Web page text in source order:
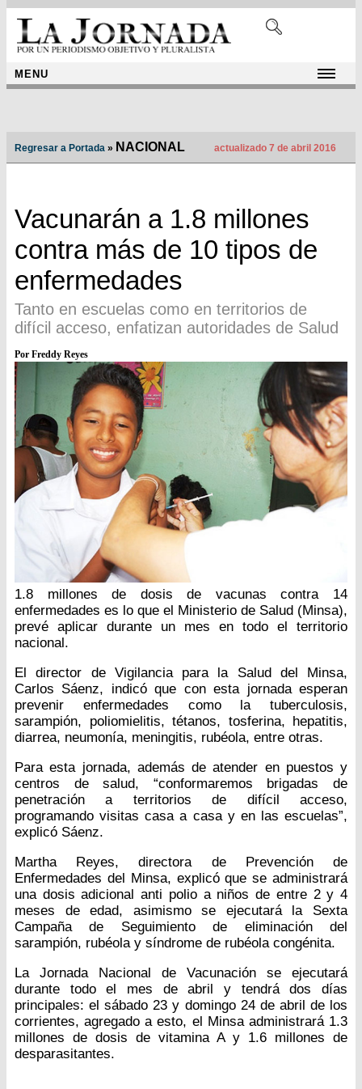
MENU
Regresar a Portada » NACIONAL actualizado 7 de abril 2016
Vacunarán a 1.8 millones
contra más de 10 tipos de
enfermedades
Tanto en escuelas como en territorios de
difícil acceso, enfatizan autoridades de Salud
Por Freddy Reyes
1.8 millones de dosis de vacunas contra 14
enfermedades es lo que el Ministerio de Salud (Minsa),
prevé aplicar durante un mes en todo el territorio
nacional.
El director de Vigilancia para la Salud del Minsa,
Carlos Sáenz, indicó que con esta jornada esperan
prevenir enfermedades como la tuberculosis,
sarampión, poliomielitis, tétanos, tosferina, hepatitis,
diarrea, neumonía, meningitis, rubéola, entre otras.
Para esta jornada, además de atender en puestos y
centros de salud, “conformaremos brigadas de
penetración a territorios de difícil acceso,
programando visitas casa a casa y en las escuelas”,
explicó Sáenz.
Martha Reyes, directora de Prevención de
Enfermedades del Minsa, explicó que se administrará
una dosis adicional anti polio a niños de entre 2 y 4
meses de edad, asimismo se ejecutará la Sexta
Campaña de Seguimiento de eliminación del
sarampión, rubéola y síndrome de rubéola congénita.
La Jornada Nacional de Vacunación se ejecutará
durante todo el mes de abril y tendrá dos días
principales: el sábado 23 y domingo 24 de abril de los
corrientes, agregado a esto, el Minsa administrará 1.3
millones de dosis de vitamina A y 1.6 millones de
desparasitantes.